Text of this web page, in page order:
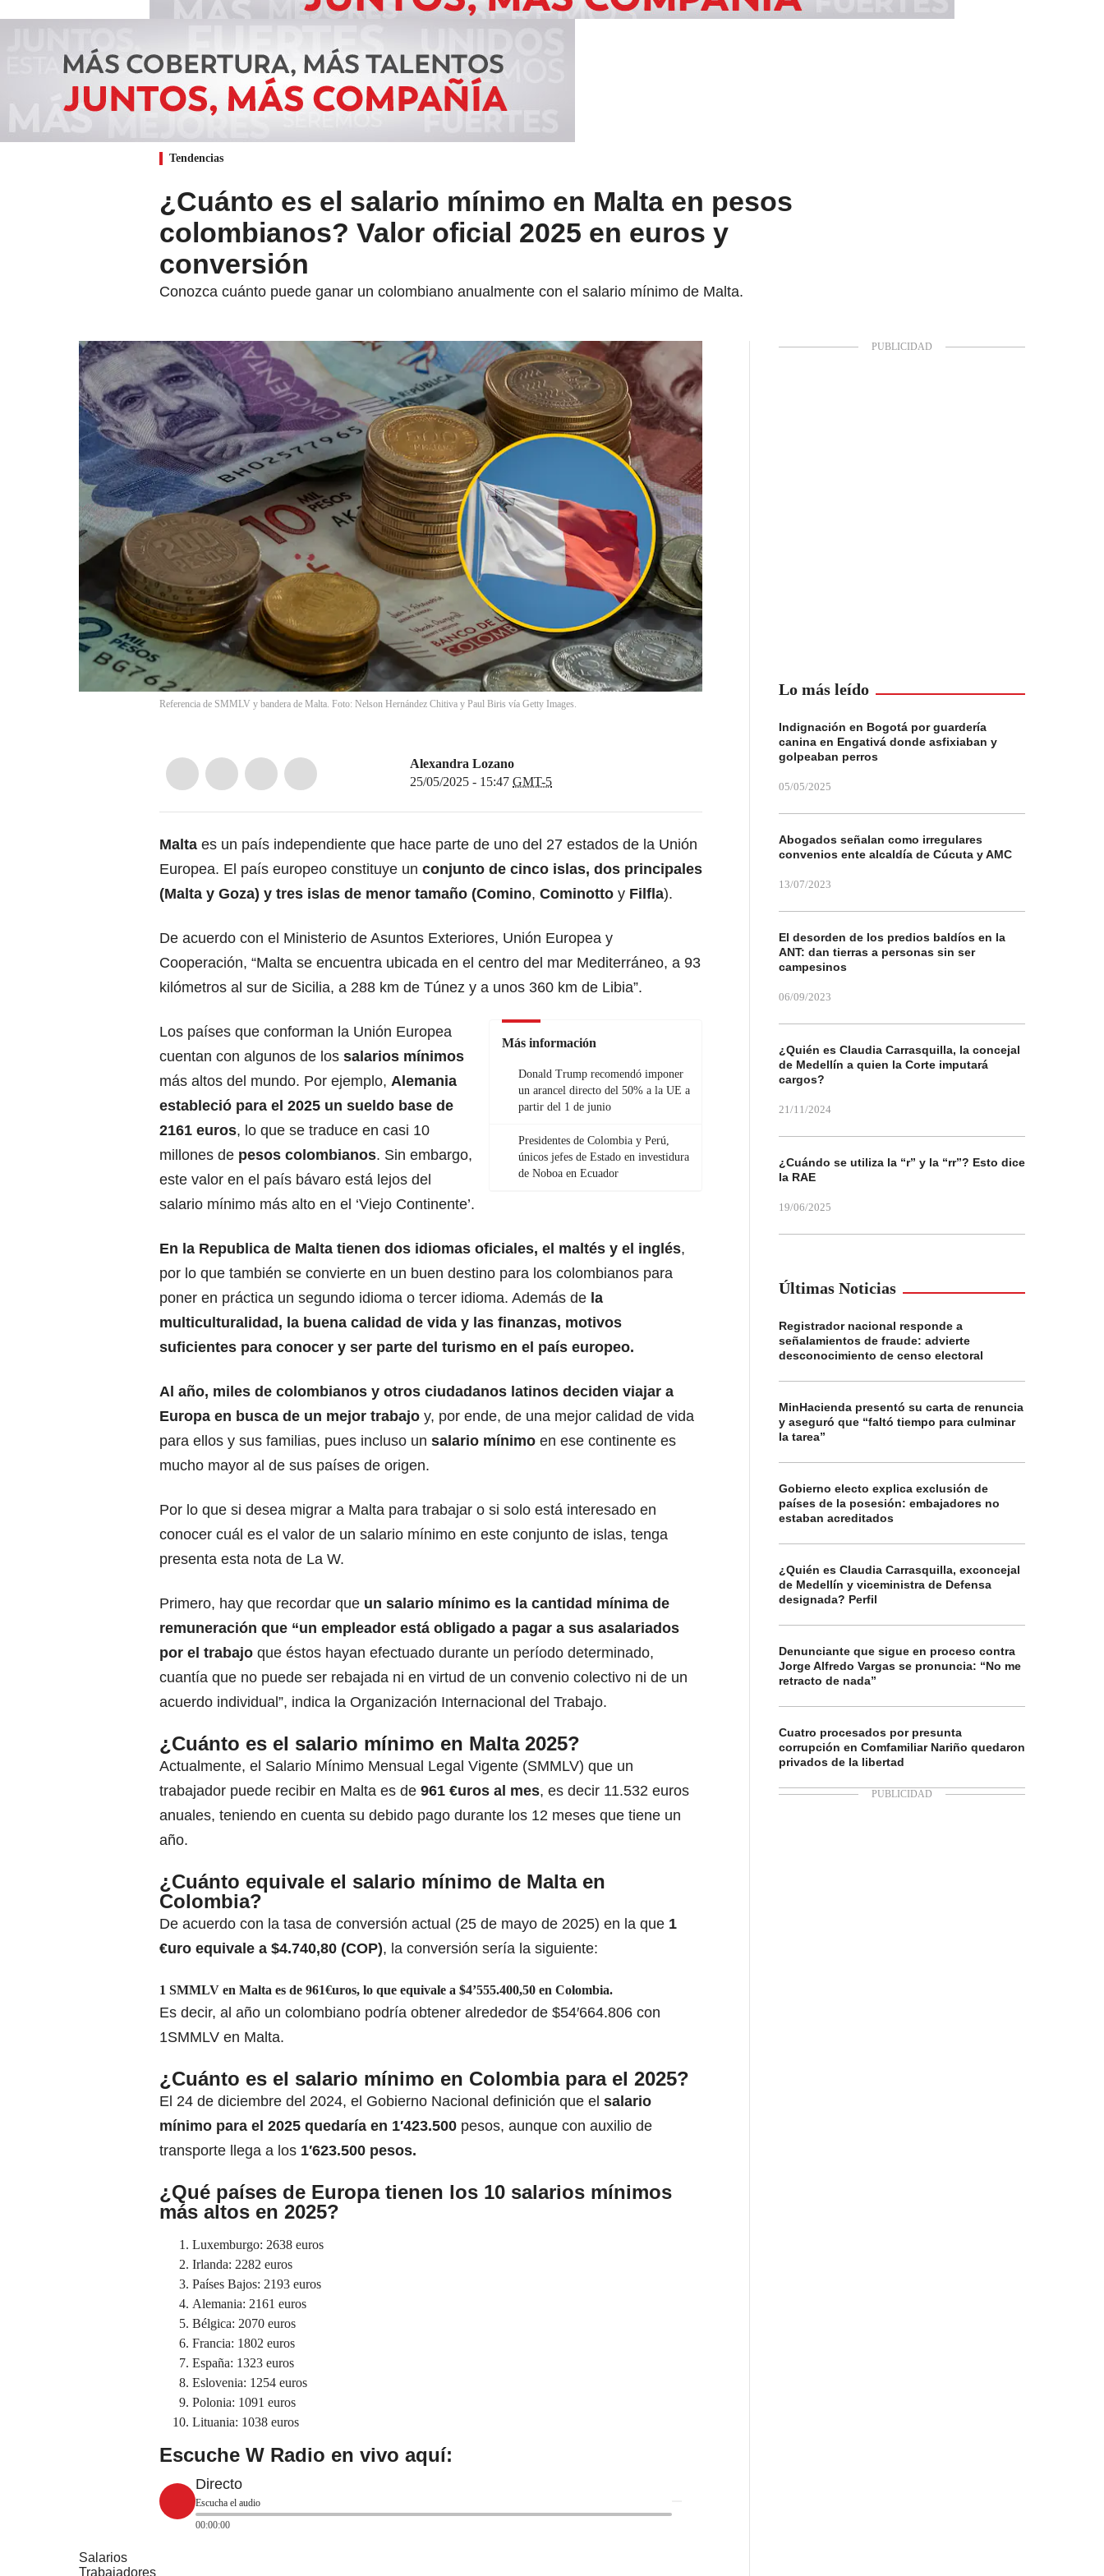
Tendencias
¿Cuánto es el salario mínimo en Malta en pesos
colombianos? Valor oficial 2025 en euros y
conversión
Conozca cuánto puede ganar un colombiano anualmente con el salario mínimo de Malta.
Referencia de SMMLV y bandera de Malta. Foto: Nelson Hernández Chitiva y Paul Biris vía Getty Images.
Alexandra Lozano
25/05/2025 - 15:47 GMT-5
Malta es un país independiente que hace parte de uno del 27 estados de la Unión
Europea. El país europeo constituye un conjunto de cinco islas, dos principales
(Malta y Goza) y tres islas de menor tamaño (Comino, Cominotto y Filfla).
De acuerdo con el Ministerio de Asuntos Exteriores, Unión Europea y
Cooperación, “Malta se encuentra ubicada en el centro del mar Mediterráneo, a 93
kilómetros al sur de Sicilia, a 288 km de Túnez y a unos 360 km de Libia”.
Más información
Donald Trump recomendó imponer
un arancel directo del 50% a la UE a
partir del 1 de junio
Presidentes de Colombia y Perú,
únicos jefes de Estado en investidura
de Noboa en Ecuador
Los países que conforman la Unión Europea
cuentan con algunos de los salarios mínimos
más altos del mundo. Por ejemplo, Alemania
estableció para el 2025 un sueldo base de
2161 euros, lo que se traduce en casi 10
millones de pesos colombianos. Sin embargo,
este valor en el país bávaro está lejos del
salario mínimo más alto en el ‘Viejo Continente’.
En la Republica de Malta tienen dos idiomas oficiales, el maltés y el inglés,
por lo que también se convierte en un buen destino para los colombianos para
poner en práctica un segundo idioma o tercer idioma. Además de la
multiculturalidad, la buena calidad de vida y las finanzas, motivos
suficientes para conocer y ser parte del turismo en el país europeo.
Al año, miles de colombianos y otros ciudadanos latinos deciden viajar a
Europa en busca de un mejor trabajo y, por ende, de una mejor calidad de vida
para ellos y sus familias, pues incluso un salario mínimo en ese continente es
mucho mayor al de sus países de origen.
Por lo que si desea migrar a Malta para trabajar o si solo está interesado en
conocer cuál es el valor de un salario mínimo en este conjunto de islas, tenga
presenta esta nota de La W.
Primero, hay que recordar que un salario mínimo es la cantidad mínima de
remuneración que “un empleador está obligado a pagar a sus asalariados
por el trabajo que éstos hayan efectuado durante un período determinado,
cuantía que no puede ser rebajada ni en virtud de un convenio colectivo ni de un
acuerdo individual”, indica la Organización Internacional del Trabajo.
¿Cuánto es el salario mínimo en Malta 2025?
Actualmente, el Salario Mínimo Mensual Legal Vigente (SMMLV) que un
trabajador puede recibir en Malta es de 961 €uros al mes, es decir 11.532 euros
anuales, teniendo en cuenta su debido pago durante los 12 meses que tiene un
año.
¿Cuánto equivale el salario mínimo de Malta en
Colombia?
De acuerdo con la tasa de conversión actual (25 de mayo de 2025) en la que 1
€uro equivale a $4.740,80 (COP), la conversión sería la siguiente:
1 SMMLV en Malta es de 961€uros, lo que equivale a $4’555.400,50 en Colombia.
Es decir, al año un colombiano podría obtener alrededor de $54′664.806 con
1SMMLV en Malta.
¿Cuánto es el salario mínimo en Colombia para el 2025?
El 24 de diciembre del 2024, el Gobierno Nacional definición que el salario
mínimo para el 2025 quedaría en 1′423.500 pesos, aunque con auxilio de
transporte llega a los 1′623.500 pesos.
¿Qué países de Europa tienen los 10 salarios mínimos
más altos en 2025?
Luxemburgo: 2638 euros
Irlanda: 2282 euros
Países Bajos: 2193 euros
Alemania: 2161 euros
Bélgica: 2070 euros
Francia: 1802 euros
España: 1323 euros
Eslovenia: 1254 euros
Polonia: 1091 euros
Lituania: 1038 euros
Escuche W Radio en vivo aquí:
Directo
Escucha el audio
00:00:00
Salarios
Trabajadores
Lo más leído
Indignación en Bogotá por guardería
canina en Engativá donde asfixiaban y
golpeaban perros
05/05/2025
Abogados señalan como irregulares
convenios ente alcaldía de Cúcuta y AMC
13/07/2023
El desorden de los predios baldíos en la
ANT: dan tierras a personas sin ser
campesinos
06/09/2023
¿Quién es Claudia Carrasquilla, la concejal
de Medellín a quien la Corte imputará
cargos?
21/11/2024
¿Cuándo se utiliza la “r” y la “rr”? Esto dice
la RAE
19/06/2025
Últimas Noticias
Registrador nacional responde a
señalamientos de fraude: advierte
desconocimiento de censo electoral
MinHacienda presentó su carta de renuncia
y aseguró que “faltó tiempo para culminar
la tarea”
Gobierno electo explica exclusión de
países de la posesión: embajadores no
estaban acreditados
¿Quién es Claudia Carrasquilla, exconcejal
de Medellín y viceministra de Defensa
designada? Perfil
Denunciante que sigue en proceso contra
Jorge Alfredo Vargas se pronuncia: “No me
retracto de nada”
Cuatro procesados por presunta
corrupción en Comfamiliar Nariño quedaron
privados de la libertad